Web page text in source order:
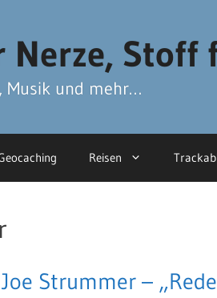
Nerze,
Musik und mehr…
Reisen
Strummer –